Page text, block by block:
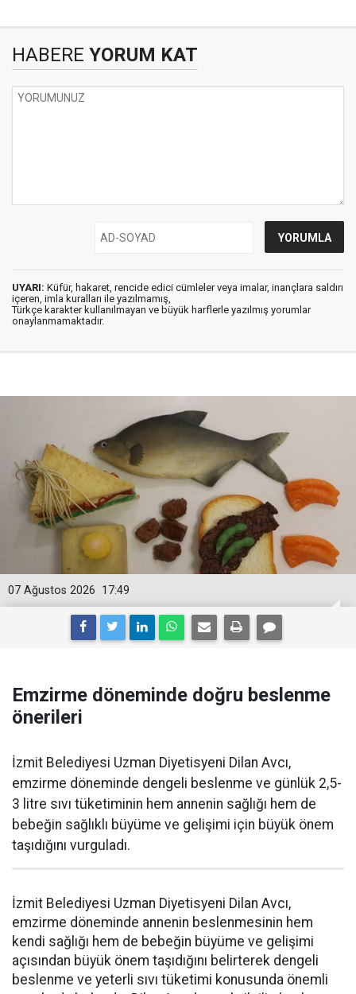
HABERE YORUM KAT
UYARI: Küfür, hakaret, rencide edici cümleler veya imalar, inançlara saldırı
içeren, imla kuralları ile yazılmamış,
Türkçe karakter kullanılmayan ve büyük harflerle yazılmış yorumlar
onaylanmamaktadır.
17:49
07 Ağustos 2026
Emzirme döneminde doğru beslenme
önerileri
İzmit Belediyesi Uzman Diyetisyeni Dilan Avcı,
emzirme döneminde dengeli beslenme ve günlük 2,5-
3 litre sıvı tüketiminin hem annenin sağlığı hem de
bebeğin sağlıklı büyüme ve gelişimi için büyük önem
taşıdığını vurguladı.
İzmit Belediyesi Uzman Diyetisyeni Dilan Avcı,
emzirme döneminde annenin beslenmesinin hem
kendi sağlığı hem de bebeğin büyüme ve gelişimi
açısından büyük önem taşıdığını belirterek dengeli
beslenme ve yeterli sıvı tüketimi konusunda önemli